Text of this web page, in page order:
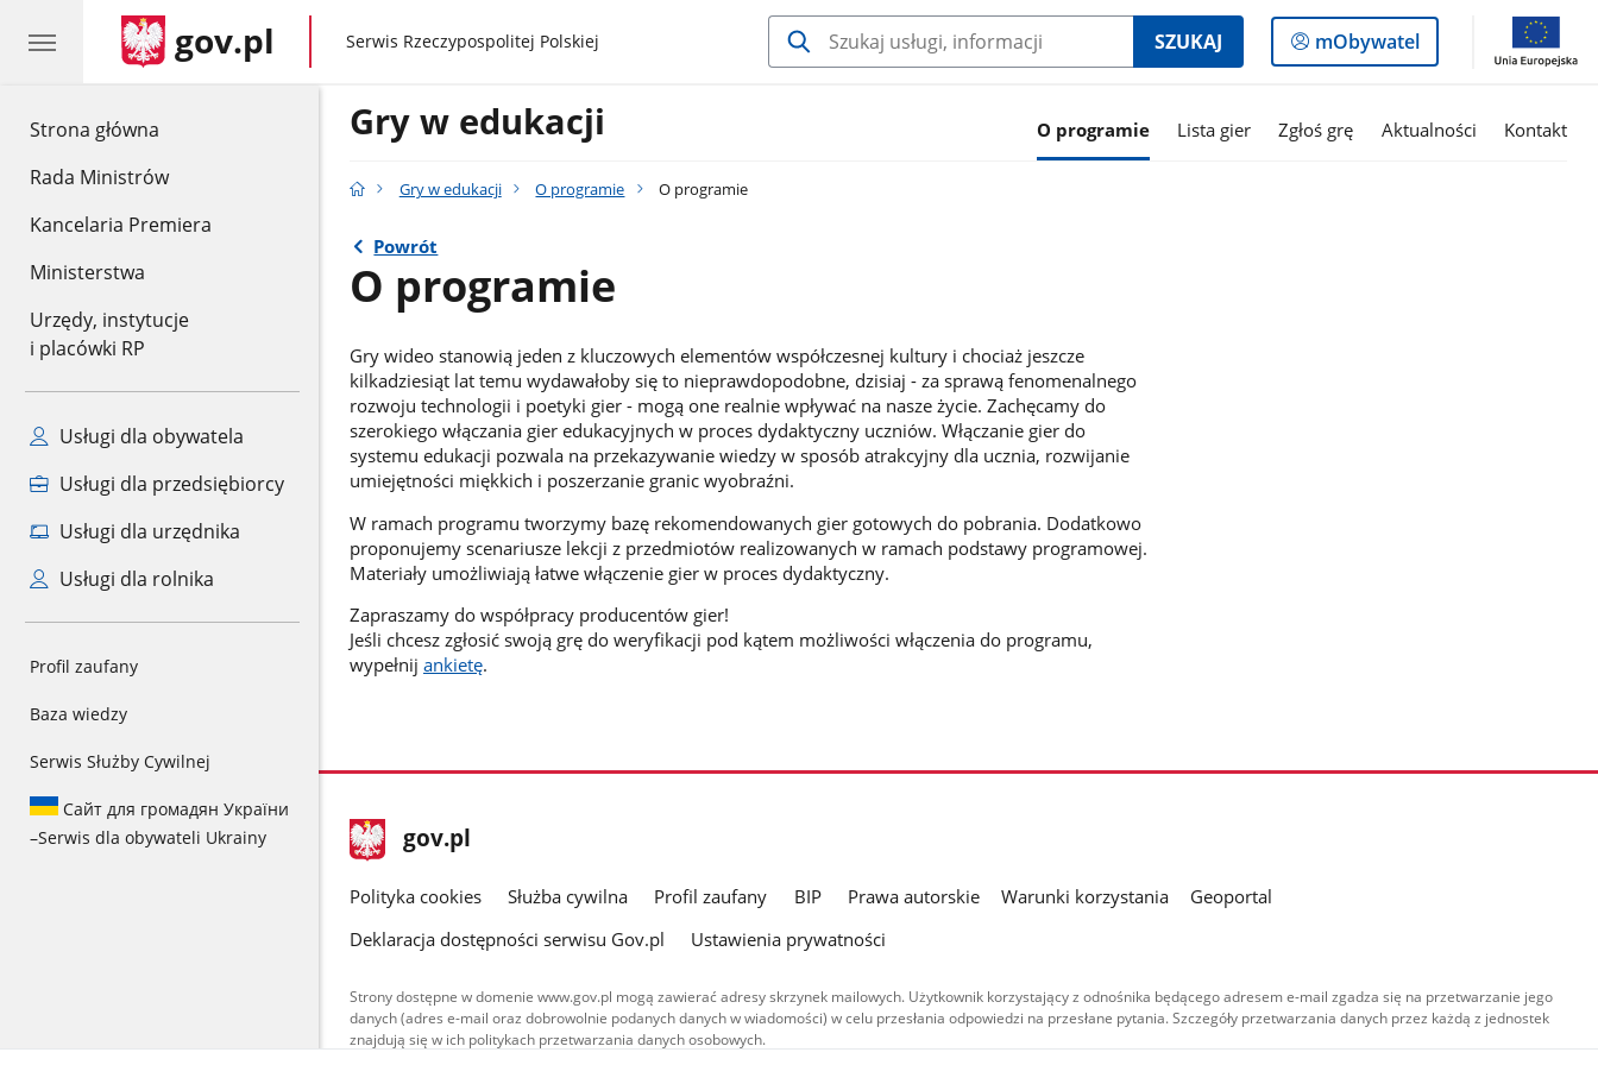
Strona główna
Rada Ministrów
Kancelaria Premiera
Ministerstwa
Urzędy, instytucje
i placówki RP
Usługi dla obywatela
Usługi dla przedsiębiorcy
Usługi dla urzędnika
Usługi dla rolnika
Profil zaufany
Baza wiedzy
Serwis Służby Cywilnej
Сайт для громадян України
–Serwis dla obywateli Ukrainy
gov.pl gov.pl
Serwis Rzeczypospolitej Polskiej SZUKAJ
Logowanie
do
mObywatel
Gry w edukacji O programie Lista gier Zgłoś grę Aktualności Kontakt
Gry w edukacji O programie O programie
Powrót
O programie
Gry wideo stanowią jeden z kluczowych elementów współczesnej kultury i chociaż jeszcze
kilkadziesiąt lat temu wydawałoby się to nieprawdopodobne, dzisiaj - za sprawą fenomenalnego
rozwoju technologii i poetyki gier - mogą one realnie wpływać na nasze życie. Zachęcamy do
szerokiego włączania gier edukacyjnych w proces dydaktyczny uczniów. Włączanie gier do
systemu edukacji pozwala na przekazywanie wiedzy w sposób atrakcyjny dla ucznia, rozwijanie
umiejętności miękkich i poszerzanie granic wyobraźni.
W ramach programu tworzymy bazę rekomendowanych gier gotowych do pobrania. Dodatkowo
proponujemy scenariusze lekcji z przedmiotów realizowanych w ramach podstawy programowej.
Materiały umożliwiają łatwe włączenie gier w proces dydaktyczny.
Zapraszamy do współpracy producentów gier!
Jeśli chcesz zgłosić swoją grę do weryfikacji pod kątem możliwości włączenia do programu,
wypełnij ankietę.
stopka
gov.pl Strona
gov.pl
gov.pl
Polityka cookies Służba cywilna Profil zaufany BIP Prawa autorskie Warunki korzystania
Geoportal
Deklaracja dostępności serwisu Gov.pl
Ustawienia prywatności
Strony dostępne w domenie www.gov.pl mogą zawierać adresy skrzynek mailowych. Użytkownik korzystający z odnośnika będącego adresem e-mail zgadza się na przetwarzanie jego
danych (adres e-mail oraz dobrowolnie podanych danych w wiadomości) w celu przesłania odpowiedzi na przesłane pytania. Szczegóły przetwarzania danych przez każdą z jednostek
znajdują się w ich politykach przetwarzania danych osobowych.